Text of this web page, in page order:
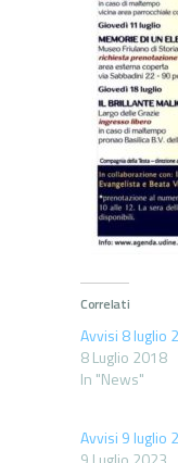
Correlati
Avvisi 8 luglio
8 Luglio 2018
In "News"
Avvisi 9 luglio